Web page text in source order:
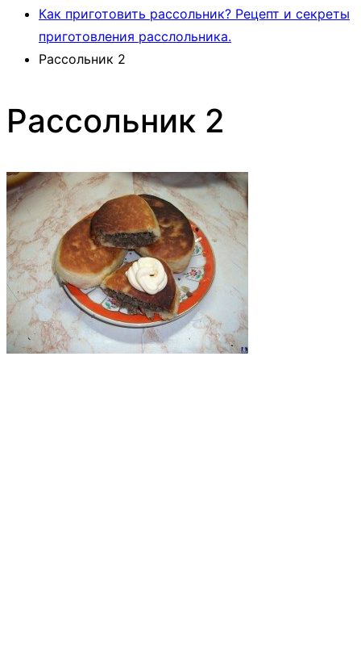
Как приготовить рассольник? Рецепт и секреты
приготовления расслольника.
Рассольник 2
Рассольник 2